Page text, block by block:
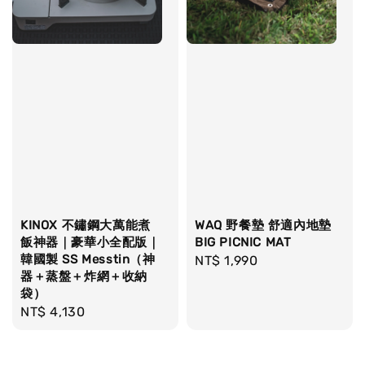
KINOX 不鏽鋼大萬能煮
飯神器｜豪華小全配版｜
韓國製 SS Messtin（神
器＋蒸盤＋炸網＋收納
袋）
Regular
NT$ 4,130
WAQ 野餐墊 舒適內地墊
BIG PICNIC MAT
Regular
NT$ 1,990